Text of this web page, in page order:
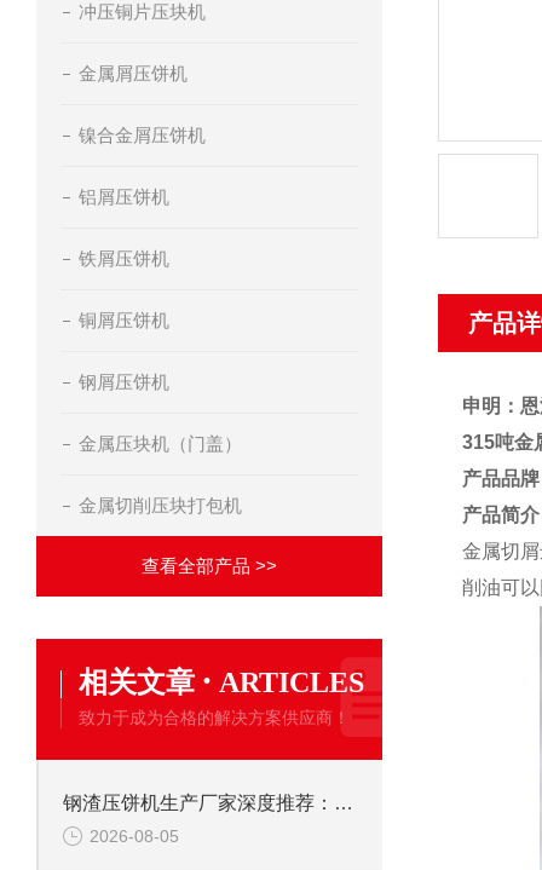
冲压铜片压块机
金属屑压饼机
镍合金屑压饼机
铝屑压饼机
铁屑压饼机
铜屑压饼机
钢屑压饼机
金属压块机（门盖）
金属切削压块打包机
查看全部产品 >>
相关文章 · ARTICLES
致力于成为合格的解决方案供应商！
钢渣压饼机生产厂家深度推荐：为何恩派特成为高净值产线的优选
2026-08-05
产品
申明：
315吨金
产品品
产品简
金属切
削油可